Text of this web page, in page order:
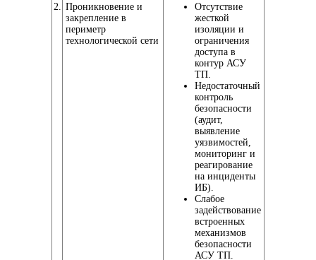
2.
Проникновение и
закрепление в
периметр
технологической сети
Отсутствие
жесткой
изоляции и
ограничения
доступа в
контур АСУ
ТП.
Недостаточный
контроль
безопасности
(аудит,
выявление
уязвимостей,
мониторинг и
реагирование
на инциденты
ИБ).
Слабое
задействование
встроенных
механизмов
безопасности
АСУ ТП.